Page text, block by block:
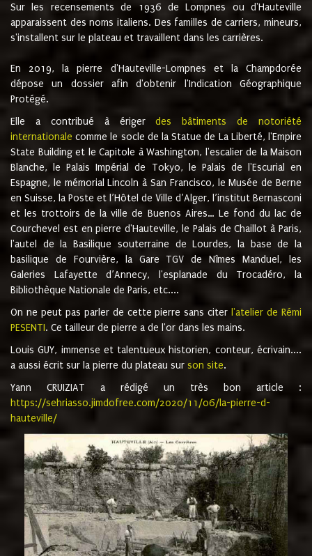
Sur les recensements de 1936 de Lompnes ou d'Hauteville
apparaissent des noms italiens. Des familles de carriers, mineurs,
s'installent sur le plateau et travaillent dans les carrières.
En 2019, la pierre d'Hauteville-Lompnes et la Champdorée
dépose un dossier afin d'obtenir l'Indication Géographique
Protégé.
Elle a contribué à érigerdes bâtiments de notoriété
internationale comme le socle de la Statue de La Liberté, l'Empire
State Building et le Capitole à Washington, l'escalier de la Maison
Blanche, le Palais Impérial de Tokyo, le Palais de l'Escurial en
Espagne, le mémorial Lincoln à San Francisco, le Musée de Berne
en Suisse, la Poste et l’Hôtel de Ville d’Alger, l’institut Bernasconi
et les trottoirs de la ville de Buenos Aires… Le fond du lac de
Courchevel est en pierre d'Hauteville, le Palais de Chaillot à Paris,
l'autel de la Basilique souterraine de Lourdes, la base de la
basilique de Fourvière, la Gare TGV de Nîmes Manduel, les
Galeries Lafayette d’Annecy, l'esplanade du Trocadéro, la
Bibliothèque Nationale de Paris, etc....
On ne peut pas parler de cette pierre sans citer l'atelier de Rémi
PESENTI. Ce tailleur de pierre a de l'or dans les mains.
Louis GUY, immense et talentueux historien, conteur, écrivain....
a aussi écrit sur la pierre du plateau sur son site.
Yann CRUIZIAT a rédigé un très bon article :
https://sehriasso.jimdofree.com/2020/11/06/la-pierre-d-
hauteville/